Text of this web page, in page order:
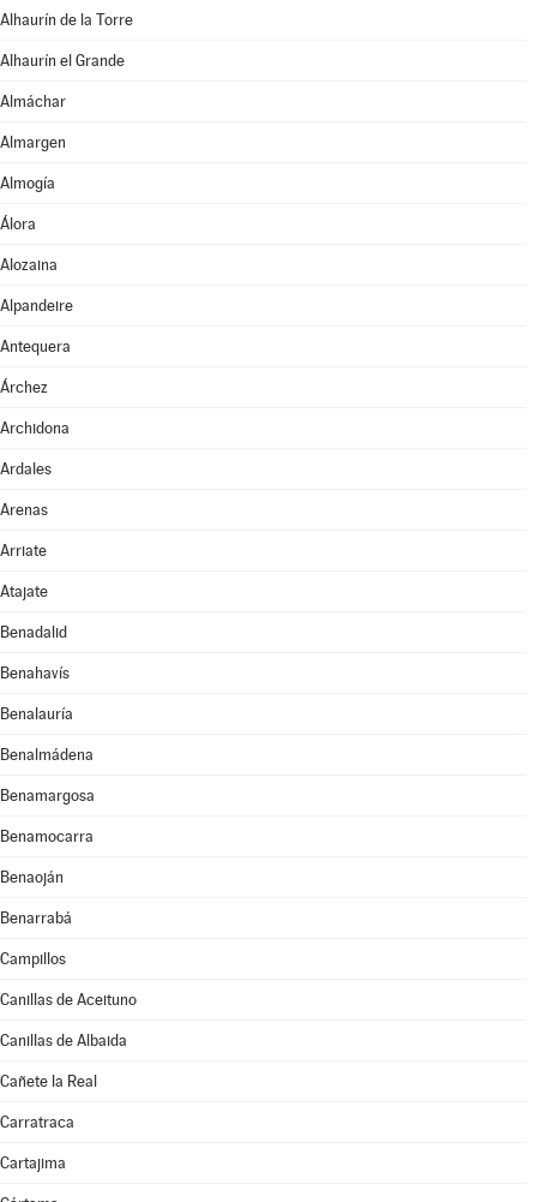
Alhaurín de la Torre
Alhaurín el Grande
Almáchar
Almargen
Almogía
Álora
Alozaina
Alpandeire
Antequera
Árchez
Archidona
Ardales
Arenas
Arriate
Atajate
Benadalid
Benahavís
Benalauría
Benalmádena
Benamargosa
Benamocarra
Benaoján
Benarrabá
Campillos
Canillas de Aceituno
Canillas de Albaida
Cañete la Real
Carratraca
Cartajima